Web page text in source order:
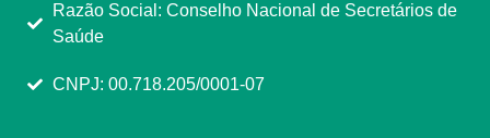
Razão Social: Conselho Nacional de Secretários de
Saúde
CNPJ: 00.718.205/0001-07